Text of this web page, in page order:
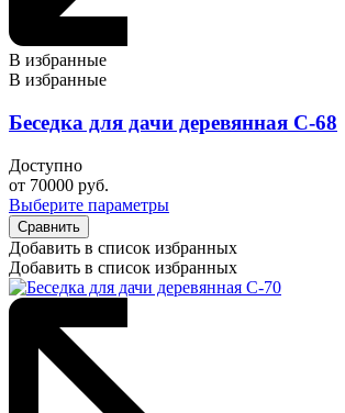
В избранные
В избранные
Беседка для дачи деревянная С-68
Доступно
от 70000 руб.
Выберите параметры
Сравнить
Добавить в список избранных
Добавить в список избранных